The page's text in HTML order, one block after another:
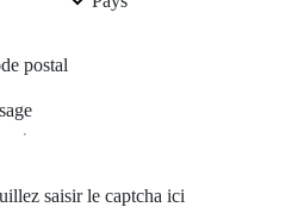
postal
saisir le captcha ici